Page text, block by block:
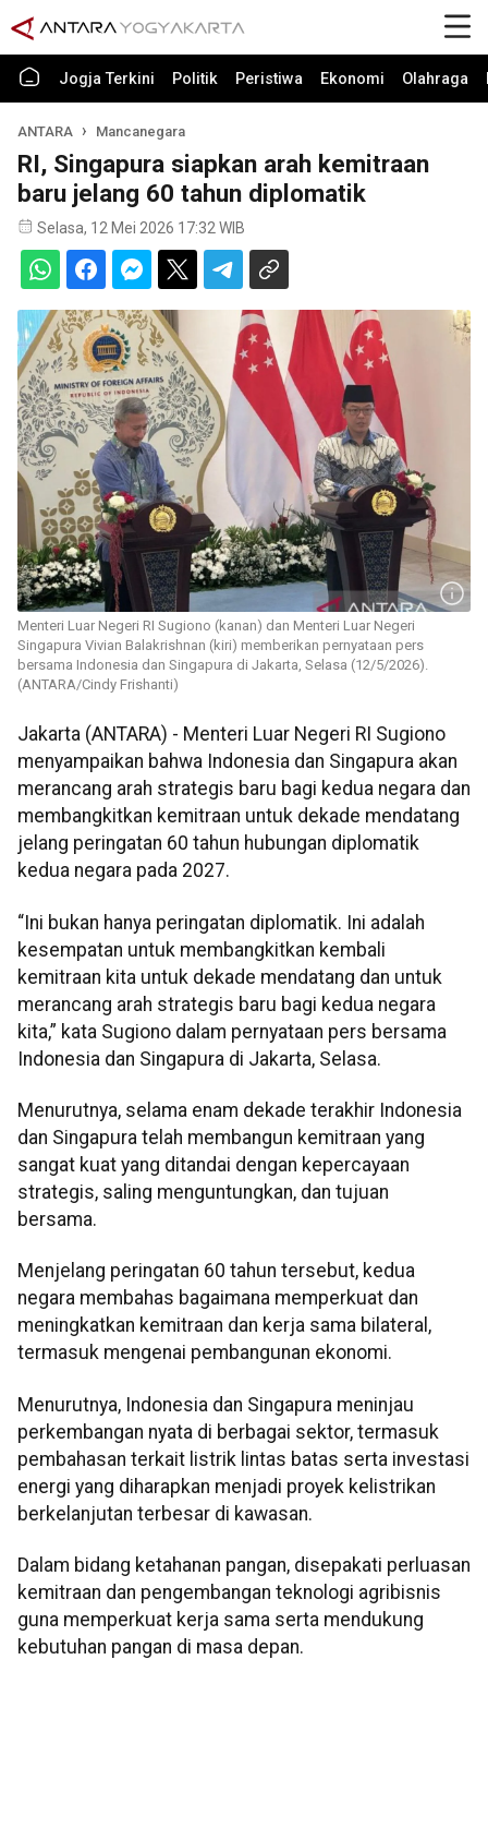
Jogja Terkini Politik Peristiwa Ekonomi Olahraga
ANTARA Mancanegara
RI, Singapura siapkan arah kemitraan
baru jelang 60 tahun diplomatik
Selasa, 12 Mei 2026 17:32 WIB
Menteri Luar Negeri RI Sugiono (kanan) dan Menteri Luar Negeri
Singapura Vivian Balakrishnan (kiri) memberikan pernyataan pers
bersama Indonesia dan Singapura di Jakarta, Selasa (12/5/2026).
(ANTARA/Cindy Frishanti)
Jakarta (ANTARA) - Menteri Luar Negeri RI Sugiono
menyampaikan bahwa Indonesia dan Singapura akan
merancang arah strategis baru bagi kedua negara dan
membangkitkan kemitraan untuk dekade mendatang
jelang peringatan 60 tahun hubungan diplomatik
kedua negara pada 2027.
“Ini bukan hanya peringatan diplomatik. Ini adalah
kesempatan untuk membangkitkan kembali
kemitraan kita untuk dekade mendatang dan untuk
merancang arah strategis baru bagi kedua negara
kita,” kata Sugiono dalam pernyataan pers bersama
Indonesia dan Singapura di Jakarta, Selasa.
Menurutnya, selama enam dekade terakhir Indonesia
dan Singapura telah membangun kemitraan yang
sangat kuat yang ditandai dengan kepercayaan
strategis, saling menguntungkan, dan tujuan
bersama.
Menjelang peringatan 60 tahun tersebut, kedua
negara membahas bagaimana memperkuat dan
meningkatkan kemitraan dan kerja sama bilateral,
termasuk mengenai pembangunan ekonomi.
Menurutnya, Indonesia dan Singapura meninjau
perkembangan nyata di berbagai sektor, termasuk
pembahasan terkait listrik lintas batas serta investasi
energi yang diharapkan menjadi proyek kelistrikan
berkelanjutan terbesar di kawasan.
Dalam bidang ketahanan pangan, disepakati perluasan
kemitraan dan pengembangan teknologi agribisnis
guna memperkuat kerja sama serta mendukung
kebutuhan pangan di masa depan.